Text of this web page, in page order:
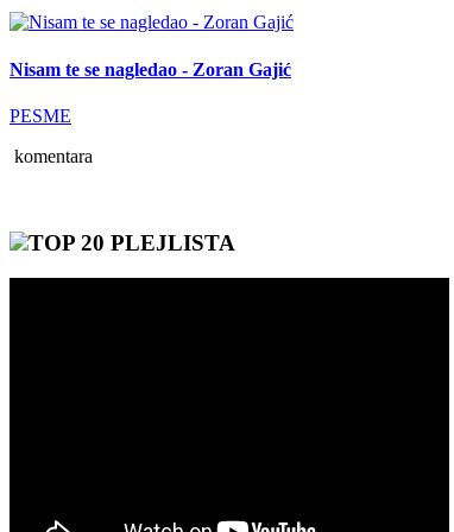
Nisam te se nagledao - Zoran Gajić
PESME
komentara
TOP 20 PLEJLISTA